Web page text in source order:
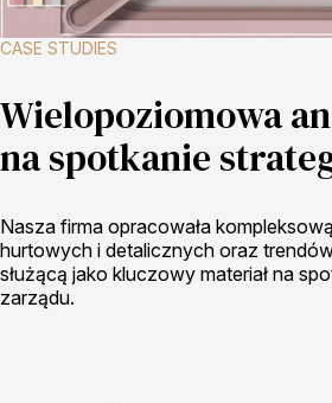
CASE STUDIES
Wielopoziomowa
na spotkanie
Nasza firma opracowała
hurtowych i detalicznych oraz
służącą jako kluczowy materiał na
zarządu.